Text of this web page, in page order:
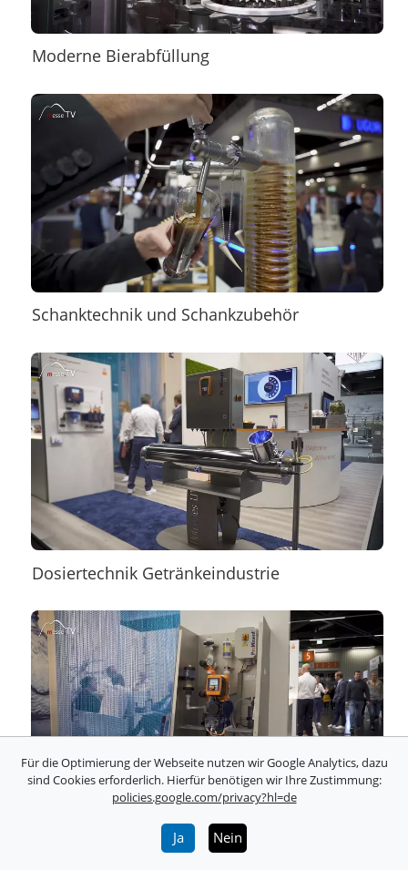
Moderne Bierabfüllung
Schanktechnik und Schankzubehör
Dosiertechnik Getränkeindustrie
Trinkwasseraufbereitung
Für die Optimierung der Webseite nutzen wir Google Analytics, dazu
sind Cookies erforderlich. Hierfür benötigen wir Ihre Zustimmung:
policies.google.com/privacy?hl=de
Ja Nein